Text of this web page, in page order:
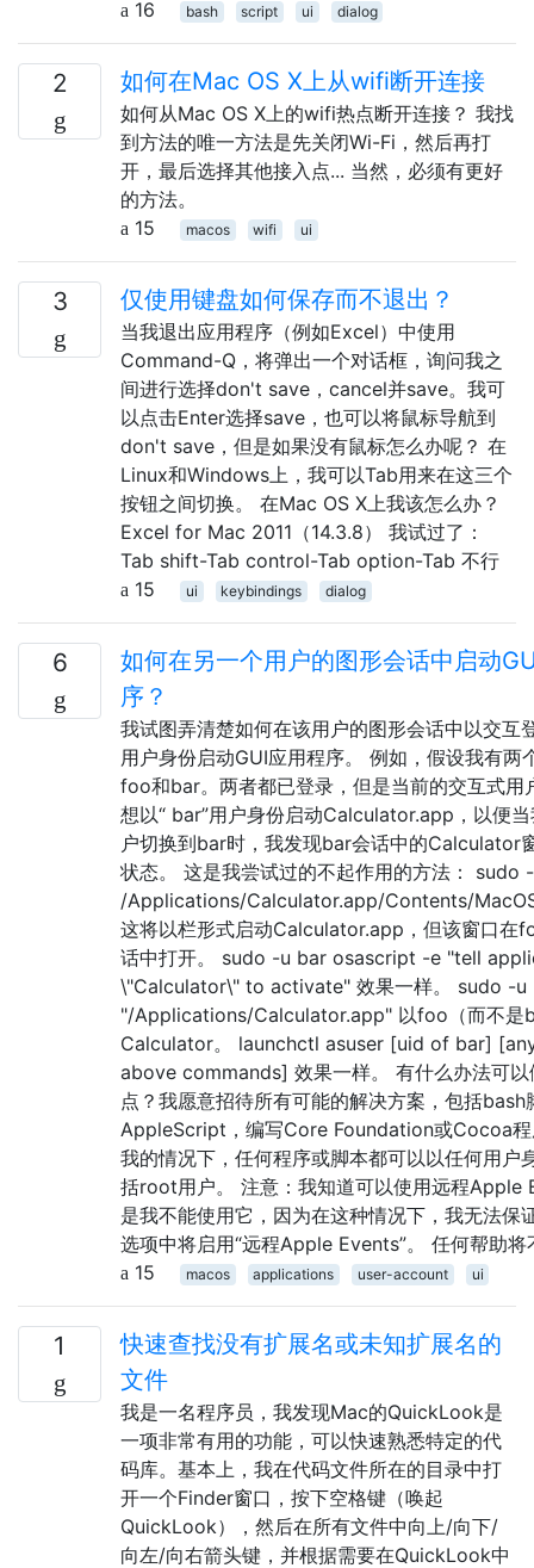
16 bash script ui dialog
2 如何在Mac OS X上从wifi断开连接
如何从Mac OS X上的wifi热点断开连接？ 我找
到方法的唯一方法是先关闭Wi-Fi，然后再打
开，最后选择其他接入点... 当然，必须有更好
的方法。
15
macos wifi ui
3 仅使用键盘如何保存而不退出？
当我退出应用程序（例如Excel）中使用
Command-Q，将弹出一个对话框，询问我之
间进行选择don't save，cancel并save。我可
以点击Enter选择save，也可以将鼠标导航到
don't save，但是如果没有鼠标怎么办呢？ 在
Linux和Windows上，我可以Tab用来在这三个
按钮之间切换。 在Mac OS X上我该怎么办？
Excel for Mac 2011（14.3.8） 我试过了：
Tab shift-Tab control-Tab option-Tab 不行
15
ui keybindings dialog
6
如何在另一个用户的图形会话中启动
序？
我试图弄清楚如何在该用户的图形会话中以交互
用户身份启动GUI应用程序。 例如，假设我有两
foo和bar。两者都已登录，但是当前的交互式用
想以“ bar”用户身份启动Calculator.app，以便
户切换到bar时，我发现bar会话中的Calculator
状态。 这是我尝试过的不起作用的方法： sudo
/Applications/Calculator.app/Contents/
这将以栏形式启动Calculator.app，但该窗口在
话中打开。 sudo -u bar osascript -e "tell
\"Calculator\" to activate" 效果一样。 sudo -u
"/Applications/Calculator.app" 以foo（而不是
Calculator。 launchctl asuser [uid of bar]
above commands] 效果一样。 有什么办法可以
点？我愿意招待所有可能的解决方案，包括bash
AppleScript，编写Core Foundation或Cocoa程
我的情况下，任何程序或脚本都可以以任何用户
括root用户。 注意：我知道可以使用远程Apple
是我不能使用它，因为在这种情况下，我无法保
选项中将启用“远程Apple Events”。 任何帮助将
15
macos applications user-account ui
1
快速查找没有扩展名或未知扩展名的
文件
我是一名程序员，我发现Mac的QuickLook是
一项非常有用的功能，可以快速熟悉特定的代
码库。基本上，我在代码文件所在的目录中打
开一个Finder窗口，按下空格键（唤起
QuickLook），然后在所有文件中向上/向下/
向左/向右箭头键，并根据需要在QuickLook中